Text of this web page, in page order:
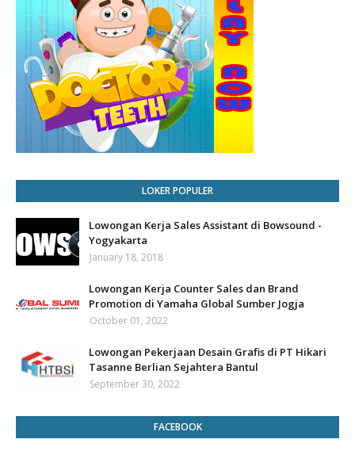
LOKER POPULER
Lowongan Kerja Sales Assistant di Bowsound -
Yogyakarta
January 18, 2018
Lowongan Kerja Counter Sales dan Brand
Promotion di Yamaha Global Sumber Jogja
October 01, 2022
Lowongan Pekerjaan Desain Grafis di PT Hikari
Tasanne Berlian Sejahtera Bantul
September 30, 2022
FACEBOOK